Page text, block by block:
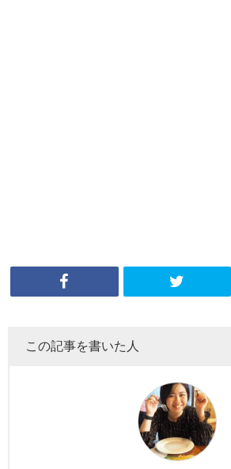
この記事を書いた人